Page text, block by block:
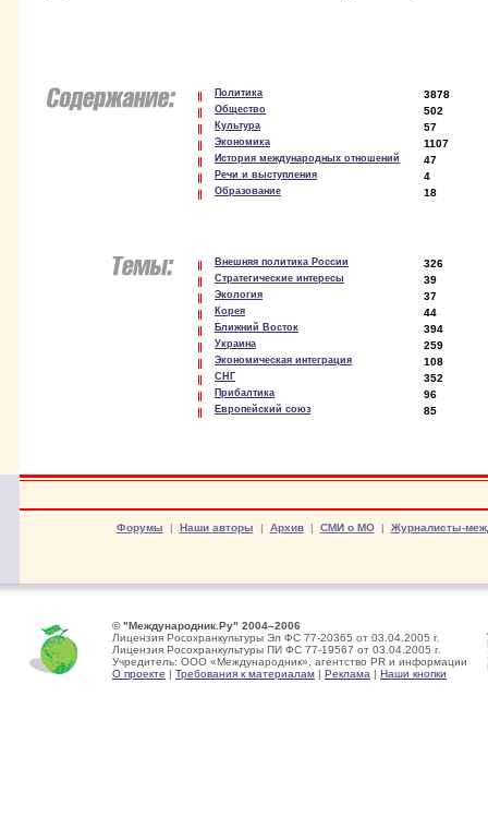
Политика 3878
Общество 502
Культура 57
Экономика 1107
История международных отношений 47
Речи и выступления 4
Образование 18
Внешняя политика России 326
Стратегические интересы 39
Экология 37
Корея 44
Ближний Восток 394
Украина 259
Экономическая интеграция 108
СНГ 352
Прибалтика 96
Европейский союз 85
Форумы | Наши авторы | Архив| СМИ о МО| Журналисты-
© "Международник.Ру" 2004–2006
Лицензия Росохранкультуры Эл ФС 77-20365 от 03.04.2005 г.
Лицензия Росохранкультуры ПИ ФС 77-19567 от 03.04.2005 г.
Учредитель: ООО «Международник», агентство PR и информации
О проекте | Требования к материалам | Реклама | Наши кнопки